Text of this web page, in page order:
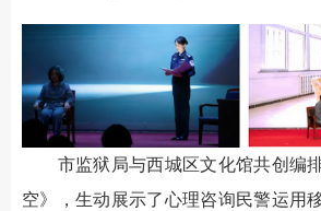
市监狱局与西城区文化馆共创编
空》，生动展示了心理咨询民警运用